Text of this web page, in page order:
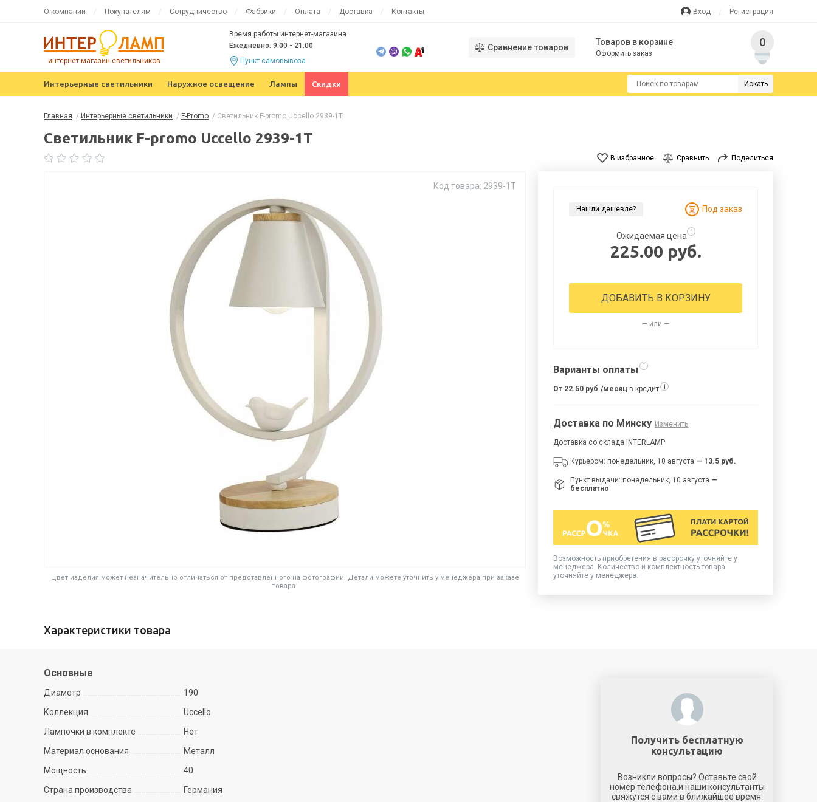
О компании Покупателям Сотрудничество Фабрики Оплата Доставка Контакты Вход Регистрация
интернет-магазин светильников
Время работы интернет-магазина
Ежедневно: 9:00 - 21:00
Пункт самовывоза
Сравнение товаров
Товаров в корзине
Оформить заказ
0
Интерьерные светильники Наружное освещение Лампы Скидки Искать
Главная / Интерьерные светильники / F-Promo / Светильник F-promo Uccello 2939-1T
Светильник F-promo Uccello 2939-1T
В избранное Сравнить Поделиться
Код товара: 2939-1T
Цвет изделия может незначительно отличаться от представленного на фотографии. Детали можете уточнить у менеджера при заказе
товара.
Нашли дешевле? Под заказ
Ожидаемая цена i
225.00 руб.
ДОБАВИТЬ В КОРЗИНУ
— или —
Варианты оплаты i
От 22.50 руб./месяц в кредит i
Доставка по Минску Изменить
Доставка со склада INTERLAMP
Курьером: понедельник, 10 августа — 13.5 руб.
Пункт выдачи: понедельник, 10 августа —
бесплатно
Возможность приобретения в рассрочку уточняйте у
менеджера. Количество и комплектность товара
уточняйте у менеджера.
Характеристики товара
Основные
Диаметр
190
Коллекция
Uccello
Лампочки в комплекте
Нет
Материал основания
Металл
Мощность
40
Страна производства
Германия
Получить бесплатную
консультацию
Возникли вопросы? Оставьте свой
номер телефона,и наши консультанты
свяжутся с вами в ближайшее время.